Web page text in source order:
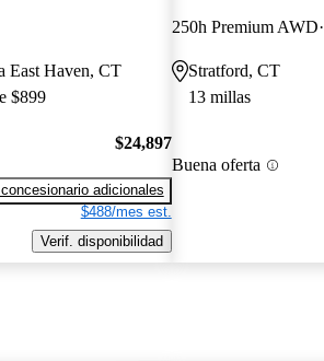
East Haven, CT
$899
$24,897
adicionales
$488/mes est.
Verif. disponibilidad
250h Premium AWD
Stratford, CT
13 millas
Buena oferta